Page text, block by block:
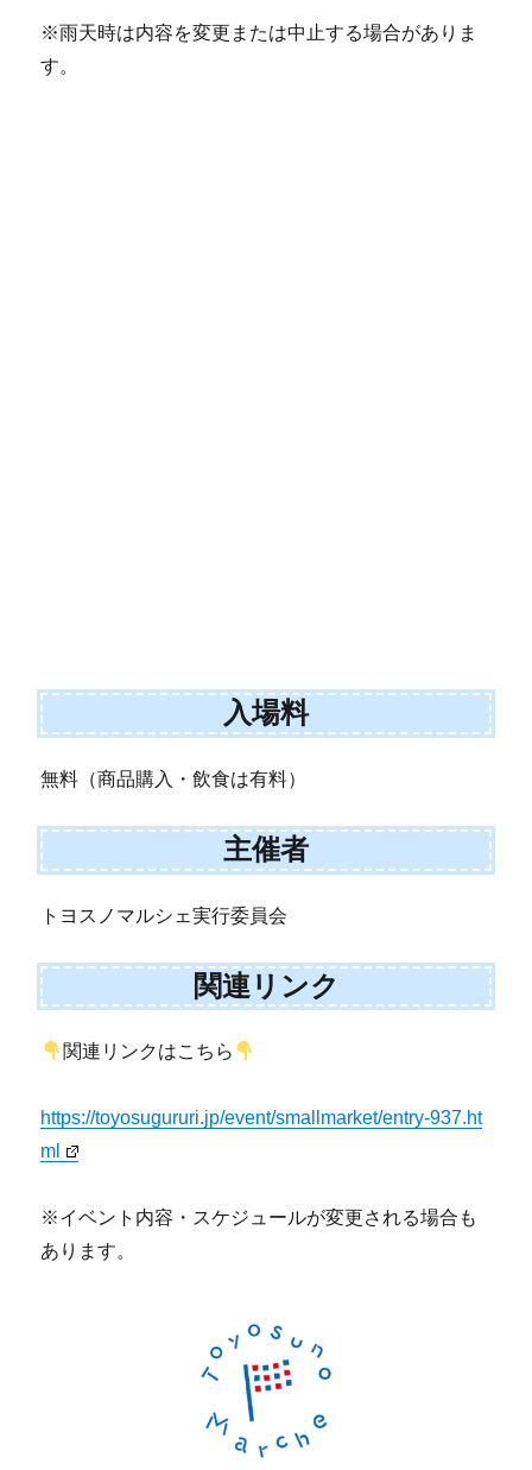
※雨天時は内容を変更または中止する場合がありま
す。
入場料
無料（商品購入・飲食は有料）
主催者
トヨスノマルシェ実行委員会
関連リンク
関連リンクはこちら
https://toyosugururi.jp/event/smallmarket/entry-937.ht
ml
※イベント内容・スケジュールが変更される場合も
あります。